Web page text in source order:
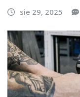
sie 29, 2025